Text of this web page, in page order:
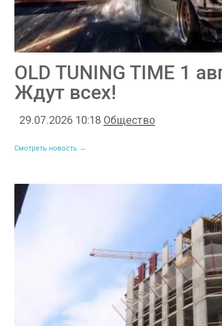
OLD TUNING TIME 1
Ждут всех!
29.07.2026 10:18 Общество
Смотреть новость →